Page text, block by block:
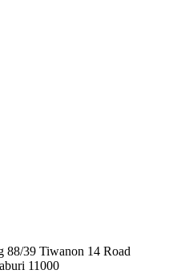
88/39 Tiwanon 14 Road
11000